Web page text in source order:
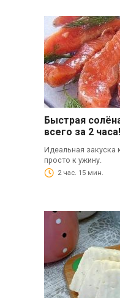
Быстрая
всего за 2 часа!
Идеальная закуска
просто к ужину.
2 час. 15 мин.